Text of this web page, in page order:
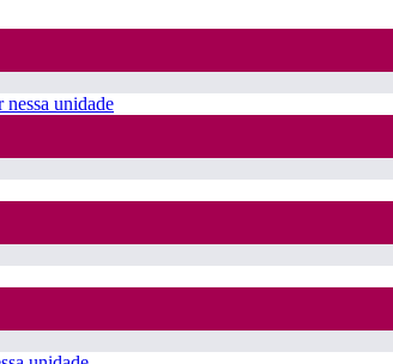
nessa unidade